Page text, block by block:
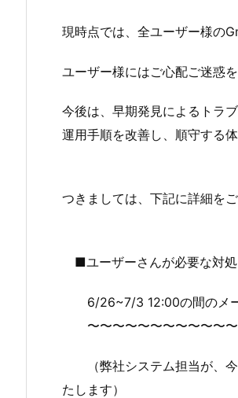
現時点では、全ユーザー様の
ユーザー様にはご心配ご迷惑
今後は、早期発見によるトラ
運用手順を改善し、順守する
つきましては、下記に詳細を
■ユーザーさんが必要な対処
6/26~7/3 12:00の間のメー
〜〜〜〜〜〜〜〜〜〜〜〜
（弊社システム担当が、今
たします）